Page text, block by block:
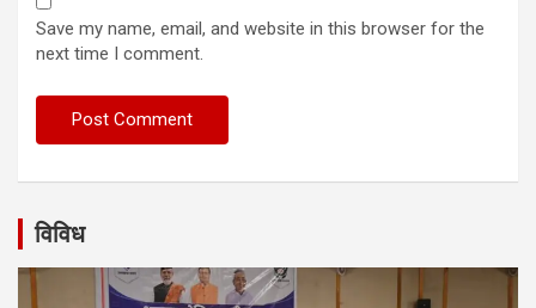
Save my name, email, and website in this browser for the
next time I comment.
विविध